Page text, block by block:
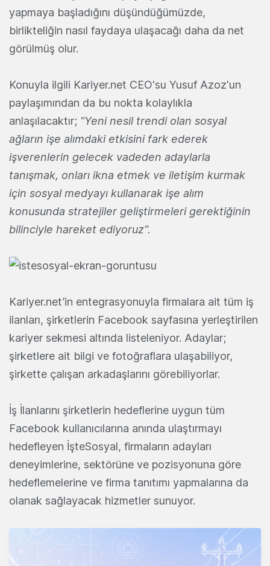
yapmaya başladığını düşündüğümüzde,
birlikteliğin nasıl faydaya ulaşacağı daha da net
görülmüş olur.
Konuyla ilgili Kariyer.net CEO'su Yusuf Azoz'un
paylaşımından da bu nokta kolaylıkla
anlaşılacaktır; "Yeni nesil trendi olan sosyal
ağların işe alımdaki etkisini fark ederek
işverenlerin gelecek vadeden adaylarla
tanışmak, onları ikna etmek ve iletişim kurmak
için sosyal medyayı kullanarak işe alım
konusunda stratejiler geliştirmeleri gerektiğinin
bilinciyle hareket ediyoruz".
Kariyer.net’in entegrasyonuyla firmalara ait tüm iş
ilanları, şirketlerin Facebook sayfasına yerleştirilen
kariyer sekmesi altında listeleniyor. Adaylar;
şirketlere ait bilgi ve fotoğraflara ulaşabiliyor,
şirkette çalışan arkadaşlarını görebiliyorlar.
İş İlanlarını şirketlerin hedeflerine uygun tüm
Facebook kullanıcılarına anında ulaştırmayı
hedefleyen İşteSosyal, firmaların adayları
deneyimlerine, sektörüne ve pozisyonuna göre
hedeflemelerine ve firma tanıtımı yapmalarına da
olanak sağlayacak hizmetler sunuyor.